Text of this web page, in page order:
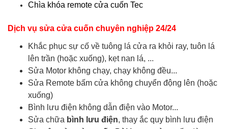
Chìa khóa remote cửa cuốn Tec
Dịch vụ sửa cửa cuốn chuyên nghiệp 24/24
Khắc phục sự cố về tuông lá cửa ra khỏi ray, tuôn lá
lên trần (hoặc xuống), kẹt nan lá, ...
Sửa Motor không chạy, chạy không đều...
Sửa Remote bấm cửa không chuyển động lên (hoặc
xuống)
Bình lưu điện không dẫn điện vào Motor...
Sửa chữa bình lưu điện, thay ắc quy bình lưu điện